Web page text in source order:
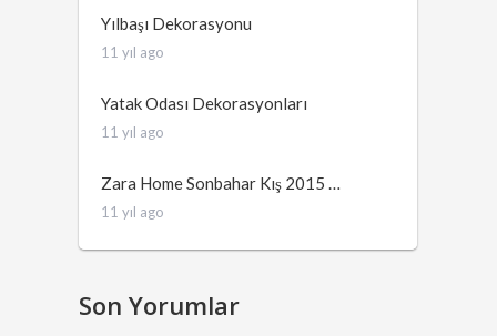
Yılbaşı Dekorasyonu
11 yıl ago
Yatak Odası Dekorasyonları
11 yıl ago
Zara Home Sonbahar Kış 2015 …
11 yıl ago
Son Yorumlar